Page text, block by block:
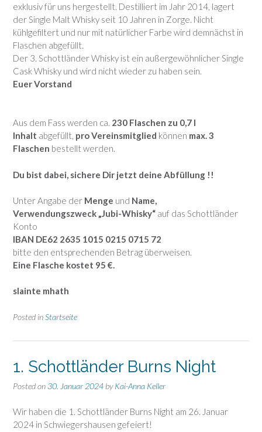
exklusiv für uns hergestellt. Destilliert im Jahr 2014, lagert
der Single Malt Whisky seit 10 Jahren in Zorge. Nicht
kühlgefiltert und nur mit natürlicher Farbe wird demnächst in
Flaschen abgefüllt.
Der 3. Schottländer Whisky ist ein außergewöhnlicher Single
Cask Whisky und wird nicht wieder zu haben sein.
Euer Vorstand
Aus dem Fass werden ca. 230 Flaschen zu 0,7 l
Inhalt abgefüllt, pro Vereinsmitglied können max. 3
Flaschen bestellt werden.
Du bist dabei, sichere Dir jetzt deine Abfüllung !!
Unter Angabe der Menge und Name,
Verwendungszweck „Jubi-Whisky“ auf das Schottländer
Konto
IBAN DE62 2635 1015 0215 0715 72
bitte den entsprechenden Betrag überweisen.
Eine Flasche kostet 95 €.
slainte mhath
Posted inStartseite
1. Schottländer Burns Night
Posted on 30. Januar 2024 byKai-Anna Keller
Wir haben die 1. Schottländer Burns Night am 26. Januar
2024 in Schwiegershausen gefeiert!